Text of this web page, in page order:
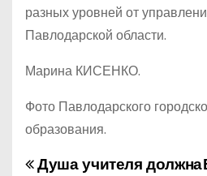
разных уровней от
Павлодарской области.
Марина КИСЕНКО.
Фото Павлодарского
образования.
Душа учителя должна